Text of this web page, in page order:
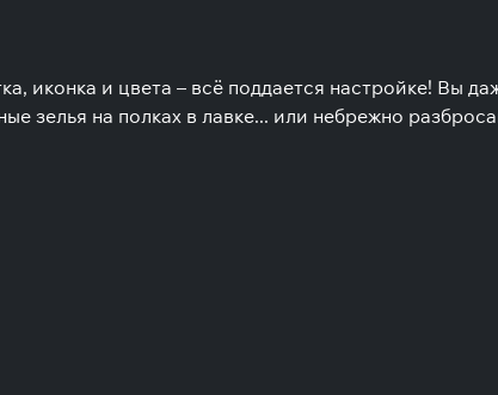
иконка и цвета – всё поддается настройке! Вы
зелья на полках в лавке... или небрежно